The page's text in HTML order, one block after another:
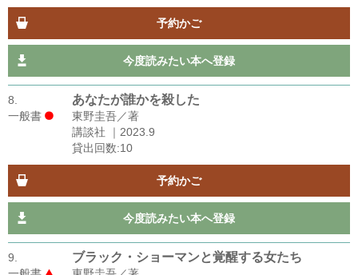
予約かご
今度読みたい本へ登録
8.
一般書
あなたが誰かを殺した
東野圭吾／著
講談社 ｜2023.9
貸出回数:10
予約かご
今度読みたい本へ登録
9.
ブラック・ショーマンと覚醒する女たち